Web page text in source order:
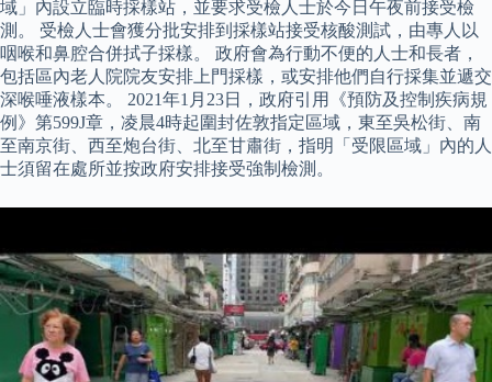
域」內設立臨時採樣站，並要求受檢人士於今日午夜前接受檢
測。 受檢人士會獲分批安排到採樣站接受核酸測試，由專人以
咽喉和鼻腔合併拭子採樣。 政府會為行動不便的人士和長者，
包括區內老人院院友安排上門採樣，或安排他們自行採集並遞交
深喉唾液樣本。 2021年1月23日，政府引用《預防及控制疾病規
例》第599J章，凌晨4時起圍封佐敦指定區域，東至吳松街、南
至南京街、西至炮台街、北至甘肅街，指明「受限區域」內的人
士須留在處所並按政府安排接受強制檢測。